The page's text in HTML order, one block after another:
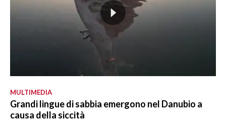
MULTIMEDIA
Grandi lingue di sabbia emergono nel Danubio a
causa della siccità